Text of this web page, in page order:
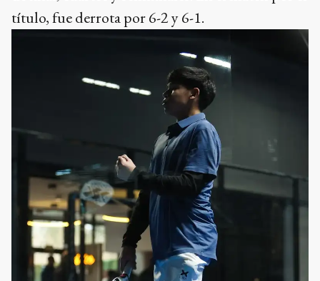
título, fue derrota por 6-2 y 6-1.